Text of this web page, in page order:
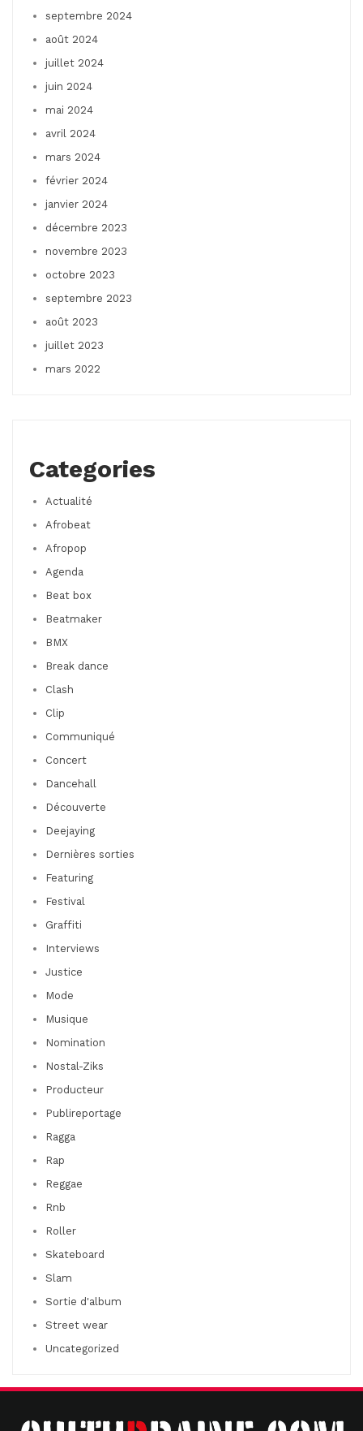
septembre 2024
août 2024
juillet 2024
juin 2024
mai 2024
avril 2024
mars 2024
février 2024
janvier 2024
décembre 2023
novembre 2023
octobre 2023
septembre 2023
août 2023
juillet 2023
mars 2022
Categories
Actualité
Afrobeat
Afropop
Agenda
Beat box
Beatmaker
BMX
Break dance
Clash
Clip
Communiqué
Concert
Dancehall
Découverte
Deejaying
Dernières sorties
Featuring
Festival
Graffiti
Interviews
Justice
Mode
Musique
Nomination
Nostal-Ziks
Producteur
Publireportage
Ragga
Rap
Reggae
Rnb
Roller
Skateboard
Slam
Sortie d'album
Street wear
Uncategorized